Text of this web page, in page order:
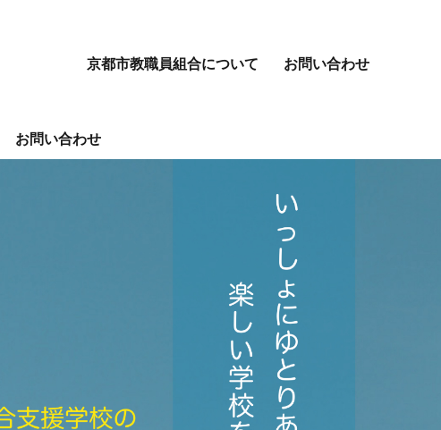
京都市教職員組合について お問い合わせ
お問い合わせ